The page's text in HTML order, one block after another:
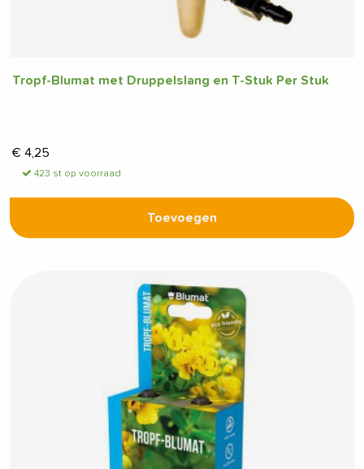
Tropf-Blumat met Druppelslang en T-Stuk Per Stuk
€ 4,25
423 st op voorraad
Toevoegen